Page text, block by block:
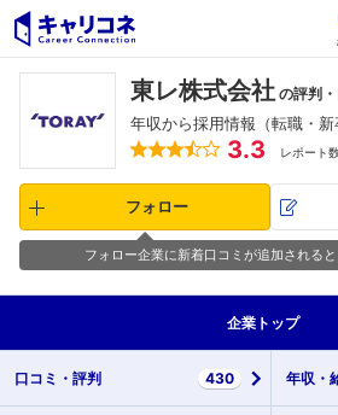
東レ株式会社 の評判
年収から採用情報（転職・
3.3 レポート
フォロー
フォロー企業に新着口コミが追加される
企業 トップ
口コミ・ 評判 430 年収・